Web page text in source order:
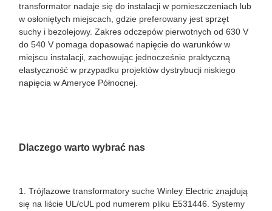
transformator nadaje się do instalacji w pomieszczeniach lub
w osłoniętych miejscach, gdzie preferowany jest sprzęt
suchy i bezolejowy. Zakres odczepów pierwotnych od 630 V
do 540 V pomaga dopasować napięcie do warunków w
miejscu instalacji, zachowując jednocześnie praktyczną
elastyczność w przypadku projektów dystrybucji niskiego
napięcia w Ameryce Północnej.
Dlaczego warto wybrać nas
1. Trójfazowe transformatory suche Winley Electric znajdują
się na liście UL/cUL pod numerem pliku E531446. Systemy